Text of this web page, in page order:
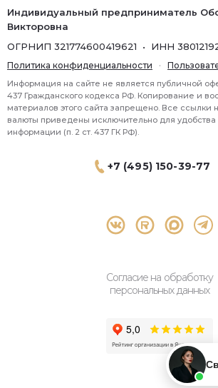
+7 (495) 150-39-77
Согласие на обработку
персональных данных
Индивидуальный предприниматель
Викторовна
ОГРНИП 321774600419621 • ИНН
Политика конфиденциальности ·
Информация на сайте не является публичной
437 Гражданского кодекса РФ. Копирование и
материалов этого сайта запрещено. Все ссылки
валюты приведены исключительно для удобства
информации (п. 2 ст. 437 ГК РФ).